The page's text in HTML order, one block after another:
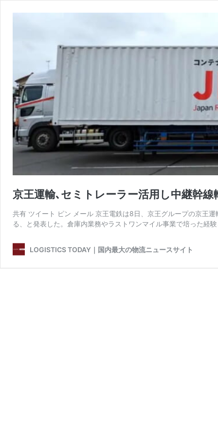
京王運輸､セミトレーラー活用し中継幹線
共有 ツイート ピン メール 京王電鉄は8日、京王グループの京王
る、と発表した。倉庫内業務やラストワンマイル事業で培った経
LOGISTICS TODAY｜国内最大の物流ニュースサイト